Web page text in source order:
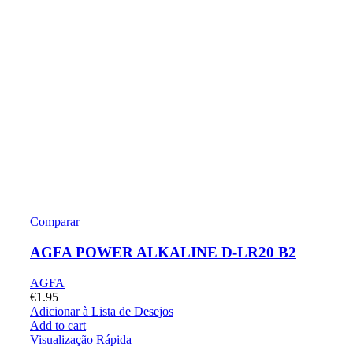
Comparar
AGFA POWER ALKALINE D-LR20 B2
AGFA
€1.95
Adicionar à Lista de Desejos
Add to cart
Visualização Rápida